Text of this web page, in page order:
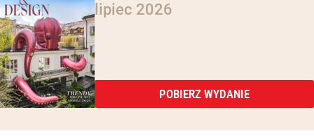
lipiec 2026
POBIERZ WYDANIE